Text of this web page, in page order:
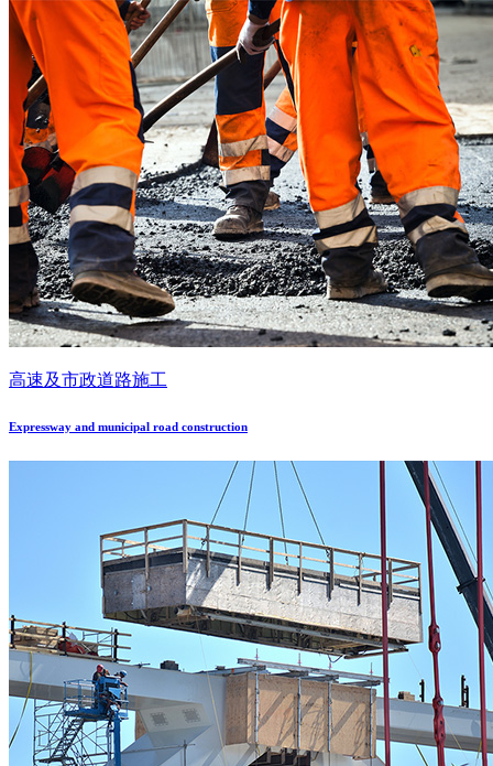
高速及市政道路施工
Expressway and municipal road construction